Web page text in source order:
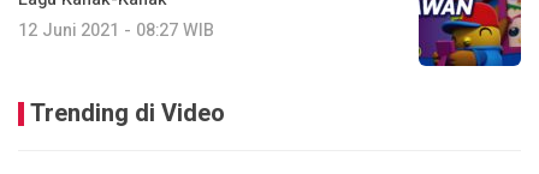
12 Juni 2021 - 08:27 WIB
Trending di Video